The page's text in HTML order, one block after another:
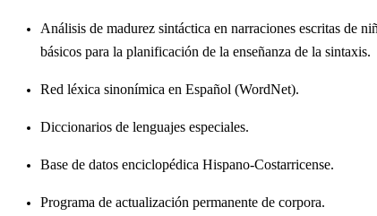
Análisis de madurez sintáctica en narraciones escritas de
básicos para la planificación de la enseñanza de la sintaxis.
Red léxica sinonímica en Español (WordNet).
Diccionarios de lenguajes especiales.
Base de datos enciclopédica Hispano-Costarricense.
Programa de actualización permanente de corpora.